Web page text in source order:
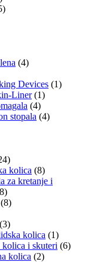
(4)
Devices (1)
Liner (1)
(4)
stopala (4)
kolica (8)
za kretanje i
(8)
(3)
kolica (1)
i skuteri (6)
kolica (2)